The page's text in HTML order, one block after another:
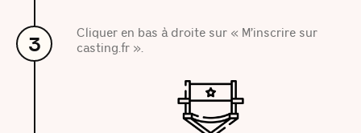
3
Cliquer en bas à droite sur « M’inscrire sur
casting.fr ».